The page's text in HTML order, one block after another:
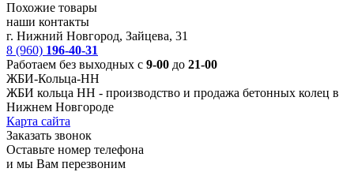
Похожие товары
наши контакты
г. Нижний Новгород, Зайцева, 31
8 (960) 196-40-31
Работаем без выходных с 9-00 до 21-00
ЖБИ-Кольца-НН
ЖБИ кольца НН - производство и продажа бетонных колец в
Нижнем Новгороде
Карта сайта
Заказать звонок
Оставьте номер телефона
и мы Вам перезвоним